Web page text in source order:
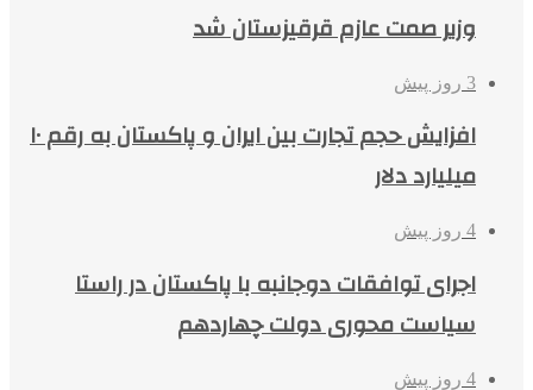
وزیر صمت عازم قرقیزستان شد
3 روز پیش
افزایش حجم تجارت بین ایران و پاکستان به رقم ۱۰
میلیارد دلار
4 روز پیش
اجرای توافقات دوجانبه با پاکستان در راستا
سیاست محوری دولت چهاردهم
4 روز پیش